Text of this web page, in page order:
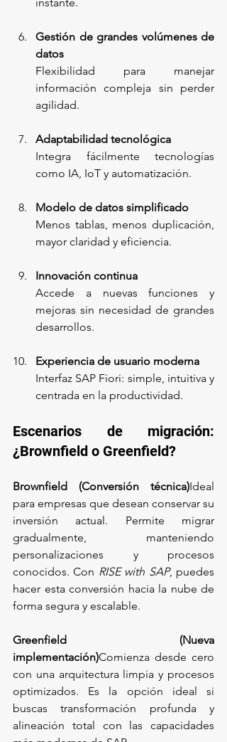
Gestión de grandes volúmenes de
datos
Flexibilidad para manejar
información compleja sin perder
agilidad.
Adaptabilidad tecnológica
Integra fácilmente tecnologías
como IA, IoT y automatización.
Modelo de datos simplificado
Menos tablas, menos duplicación,
mayor claridad y eficiencia.
Innovación continua
Accede a nuevas funciones y
mejoras sin necesidad de grandes
desarrollos.
Experiencia de usuario moderna
Interfaz SAP Fiori: simple, intuitiva y
centrada en la productividad.
Escenarios de migración:
¿Brownfield o Greenfield?
Brownfield (Conversión técnica)Ideal
para empresas que desean conservar su
inversión actual. Permite migrar
gradualmente, manteniendo
personalizaciones y procesos
conocidos. Con RISE with SAP, puedes
hacer esta conversión hacia la nube de
forma segura y escalable.
Greenfield (Nueva
implementación)Comienza desde cero
con una arquitectura limpia y procesos
optimizados. Es la opción ideal si
buscas transformación profunda y
alineación total con las capacidades